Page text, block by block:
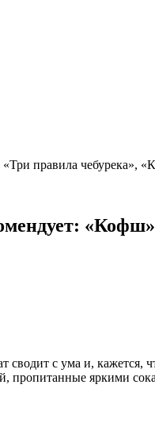
правила чебурека»,
с ума и, кажется,
пропитанные яркими